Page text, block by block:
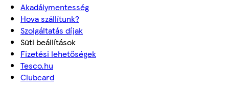
Akadálymentesség
Hova szállítunk?
Szolgáltatás díjak
Süti beállítások
Fizetési lehetőségek
Tesco.hu
Clubcard